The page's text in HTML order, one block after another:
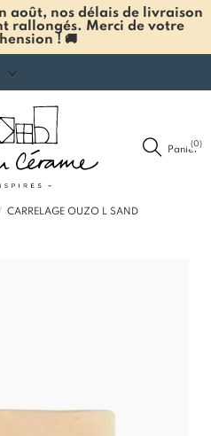
août, nos délais de livraison
rallongés. Merci de votre
! 🚚
Panier
(0)
CARRELAGE OUZO L SAND